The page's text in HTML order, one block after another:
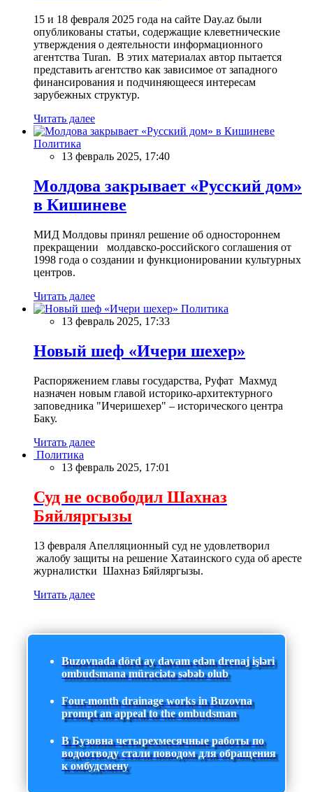
15 и 18 февраля 2025 года на сайте Day.az были
опубликованы статьи, содержащие клеветнические
утверждения о деятельности информационного
агентства Turan. В этих материалах автор пытается
представить агентство как зависимое от западного
финансирования и подчиняющееся интересам
зарубежных структур.
Читать далее
Политика
13 февраль 2025, 17:40
Молдова закрывает «Русский дом»
в Кишиневе
МИД Молдовы принял решение об одностороннем
прекращении молдавско-российского соглашения от
1998 года о создании и функционировании культурных
центров.
Читать далее
Политика
13 февраль 2025, 17:33
Новый шеф «Ичери шехер»
Распоряжением главы государства, Руфат Махмуд
назначен новым главой историко-архитектурного
заповедника "Ичеришехер" – исторического центра
Баку.
Читать далее
Политика
13 февраль 2025, 17:01
Суд не освободил Шахназ
Бяйляргызы
13 февраля Апелляционный суд не удовлетворил
жалобу защиты на решение Хатаинского суда об аресте
журналистки Шахназ Бяйляргызы.
Читать далее
Buzovnada dörd ay davam edən drenaj işləri
ombudsmana müraciətə səbəb olub
Four-month drainage works in Buzovna
prompt an appeal to the ombudsman
В Бузовна четырехмесячные работы по
водоотводу стали поводом для обращения
к омбудсмену